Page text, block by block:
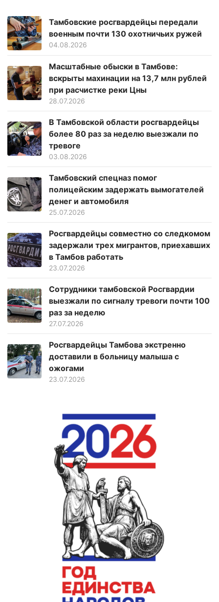
Тамбовские росгвардейцы передали
военным почти 130 охотничьих ружей
04.08.2026
Масштабные обыски в Тамбове:
вскрыты махинации на 13,7 млн рублей
при расчистке реки Цны
28.07.2026
В Тамбовской области росгвардейцы
более 80 раз за неделю выезжали по
тревоге
03.08.2026
Тамбовский спецназ помог
полицейским задержать вымогателей
денег и автомобиля
25.07.2026
Росгвардейцы совместно со следкомом
задержали трех мигрантов, приехавших
в Тамбов работать
23.07.2026
Сотрудники тамбовской Росгвардии
выезжали по сигналу тревоги почти 100
раз за неделю
27.07.2026
Росгвардейцы Тамбова экстренно
доставили в больницу малыша с
ожогами
23.07.2026